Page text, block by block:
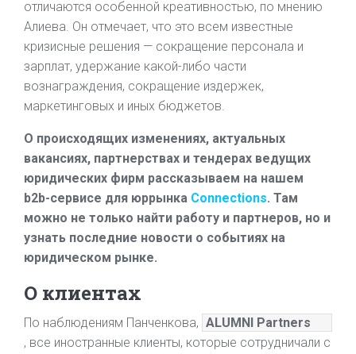
отличаются особенной креативностью, по мнению
Алиева. Он отмечает, что это всем известные
кризисные решения — сокращение персонала и
зарплат, удержание какой-либо части
вознаграждения, сокращение издержек,
маркетинговых и иных бюджетов.
О происходящих изменениях, актуальных
вакансиях, партнерствах и тендерах ведущих
юридических фирм рассказываем на нашем
b2b-сервисе для юррынка Connections. Там
можно не только найти работу и партнеров, но и
узнать последние новости о событиях на
юридическом рынке.
О клиентах
По наблюдениям Панченкова, ALUMNI Partners
, все иностранные клиенты, которые сотрудничали с